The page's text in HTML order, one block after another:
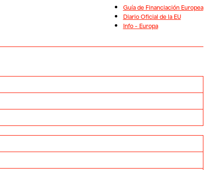
Guía de Financiación Europea
Diario Oficial de la EU
Info – Europa